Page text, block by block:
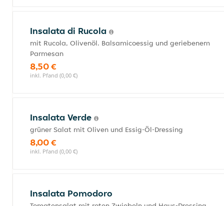
Insalata di Rucola
mit Rucola, Olivenöl. Balsamicoessig und geriebenem
Parmesan
8,50 €
inkl. Pfand (0,00 €)
Insalata Verde
grüner Salat mit Oliven und Essig-Öl-Dressing
8,00 €
inkl. Pfand (0,00 €)
Insalata Pomodoro